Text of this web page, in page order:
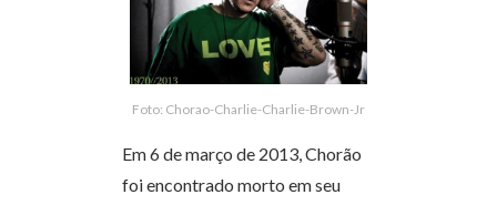
Foto: Chorao-Charlie-Charlie-Brown-Jr
Em 6 de março de 2013, Chorão
foi encontrado morto em seu